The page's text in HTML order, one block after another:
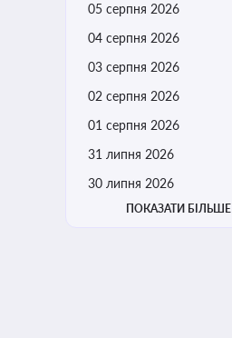
05 серпня 2026
04 серпня 2026
03 серпня 2026
02 серпня 2026
01 серпня 2026
31 липня 2026
30 липня 2026
ПОКАЗАТИ БІЛЬШЕ